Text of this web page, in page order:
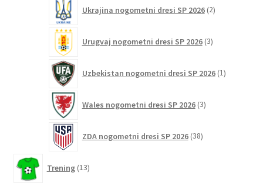
Ukrajina nogometni dresi SP 2026 2izdelka
Urugvaj nogometni dresi SP 2026 3izdelki
Uzbekistan nogometni dresi SP 2026 1izdelek
Wales nogometni dresi SP 2026 3izdelki
ZDA nogometni dresi SP 2026 38izdelkov
Trening 13izdelkov